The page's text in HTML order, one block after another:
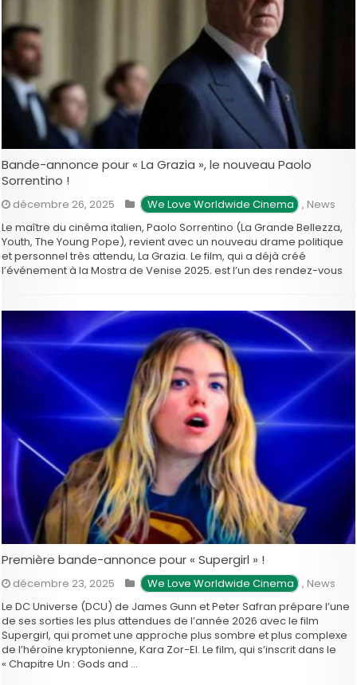
Bande-annonce pour « La Grazia », le nouveau Paolo
Sorrentino !
décembre 26, 2025 We Love Worldwide Cinema , News
Le maître du cinéma italien, Paolo Sorrentino (La Grande Bellezza,
Youth, The Young Pope), revient avec un nouveau drame politique
et personnel très attendu, La Grazia. Le film, qui a déjà créé
l’événement à la Mostra de Venise 2025, est l’un des rendez-vous
Première bande-annonce pour « Supergirl » !
décembre 23, 2025 We Love Worldwide Cinema , News
Le DC Universe (DCU) de James Gunn et Peter Safran prépare l’une
de ses sorties les plus attendues de l’année 2026 avec le film
Supergirl, qui promet une approche plus sombre et plus complexe
de l’héroïne kryptonienne, Kara Zor-El. Le film, qui s’inscrit dans le
« Chapitre Un : Gods and …